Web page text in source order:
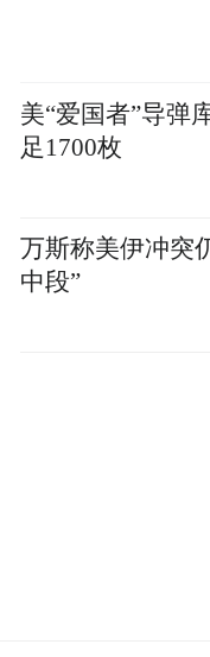
美“爱国者”导弹
足1700枚
万斯称美伊冲突
中段”